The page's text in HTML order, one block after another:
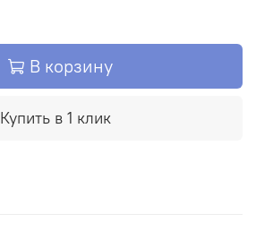
В корзину
Купить в 1 клик